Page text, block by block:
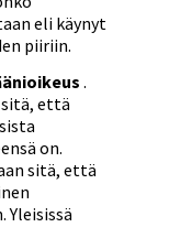
eli käynyt
piiriin.
.
että
on.
sitä, että
Yleisissä